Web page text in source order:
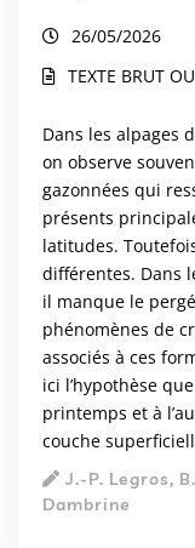
26/05/2026
TEXTE BRUT
Dans les alpages
on observe
gazonnées qui
présents
latitudes.
différentes. Dans
il manque le
phénomènes de
associés à ces
ici l’hypothèse
printemps et à
couche
J.-P. Legros,
Dambrine